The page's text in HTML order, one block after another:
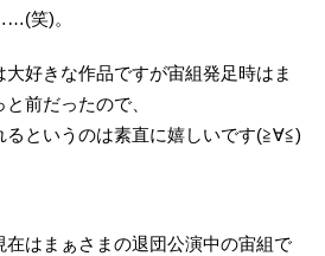
笑)。
好きな作品ですが宙組発足時はま
前だったので、
るというのは素直に嬉しいです(≧∀≦)
在はまぁさまの退団公演中の宙組で